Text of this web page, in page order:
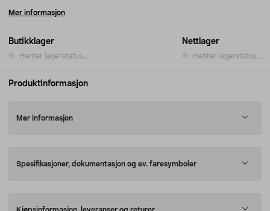
Butikklager
Henter lagerstatus...
Nettlager
Henter lagerstatus...
Mer informasjon
Produktinformasjon
Mer informasjon
Spesifikasjoner, dokumentasjon og ev. faresymboler